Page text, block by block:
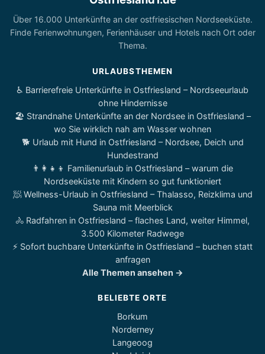
Über 16.000 Unterkünfte an der ostfriesischen Nordseeküste.
Finde Ferienwohnungen, Ferienhäuser und Hotels nach Ort oder
Thema.
URLAUBSTHEMEN
♿ Barrierefreie Unterkünfte in Ostfriesland – Nordseeurlaub
ohne Hindernisse
🏖️ Strandnahe Unterkünfte an der Nordsee in Ostfriesland –
wo Sie wirklich nah am Wasser wohnen
🐕 Urlaub mit Hund in Ostfriesland – Nordsee, Deich und
Hundestrand
👨‍👩‍👧‍👦 Familienurlaub in Ostfriesland – warum die
Nordseeküste mit Kindern so gut funktioniert
🧖 Wellness-Urlaub in Ostfriesland – Thalasso, Reizklima und
Sauna mit Meerblick
🚴 Radfahren in Ostfriesland – flaches Land, weiter Himmel,
3.500 Kilometer Radwege
⚡ Sofort buchbare Unterkünfte in Ostfriesland – buchen statt
anfragen
Alle Themen ansehen →
BELIEBTE ORTE
Borkum
Norderney
Langeoog